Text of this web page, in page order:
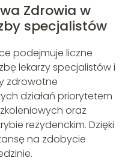
Zdrowia w
specjalistów
podejmuje liczne
lekarzy specjalistów i
zdrowotne
działań priorytetem
oraz
rezydenckim. Dzięki
na zdobycie